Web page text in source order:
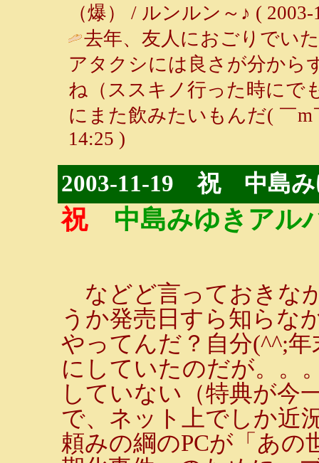
（爆） / ルンルン～♪ ( 2003-
去年、友人におごりでい
アタクシには良さが分か
ね（ススキノ行った時に
にまた飲みたいもんだ(
14:25 )
2003-11-19 祝 中島み
祝 中島みゆきアル
などど言っておきな
うか発売日すら知らな
やってんだ？自分(^^;
にしていたのだが。。
していない（特典が今
で、ネット上でしか近
頼みの綱のPCが「あ